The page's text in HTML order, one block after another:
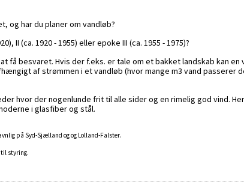
og har du planer om vandløb?
II (ca. 1920 - 1955) eller epoke III (ca. 1955 - 1975)?
få besvaret. Hvis der f.eks. er tale om et bakket landskab kan
af strømmen i et vandløb (hvor mange m3 vand passerer
hvor der nogenlunde frit til alle sider og en rimelig god vind.
i glasfiber og stål.
på Syd-Sjælland og og Lolland-Falster.
styring.